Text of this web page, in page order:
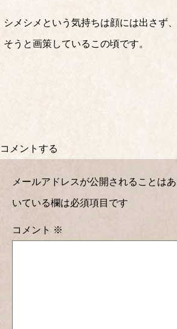
シメシメという気持ちは顔には出さず
そうと画策しているこの頃です。
コメントする
メールアドレスが公開されることはあ
いている欄は必須項目です
コメント ※